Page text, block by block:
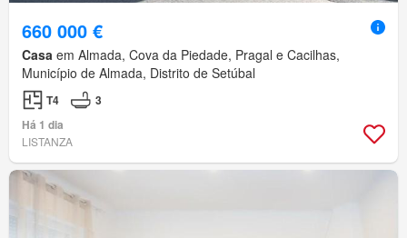
660 000 €
Casa em Almada, Cova da Piedade, Pragal e Cacilhas,
Município de Almada, Distrito de Setúbal
T4
3
Há 1 dia
LISTANZA